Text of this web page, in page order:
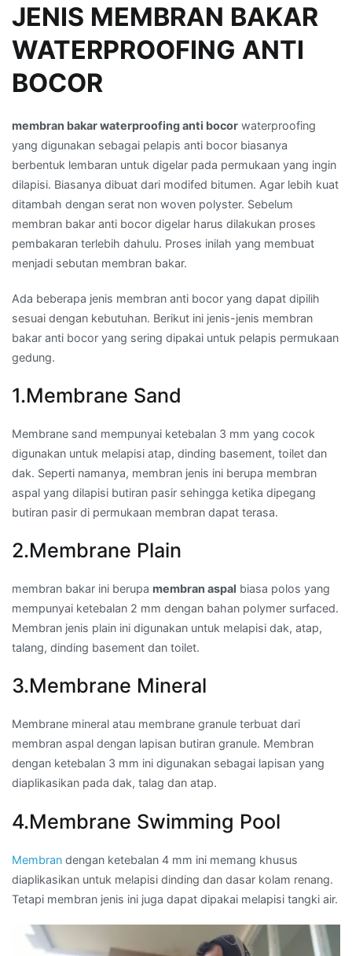
JENIS MEMBRAN BAKAR
WATERPROOFING ANTI
BOCOR
membran bakar waterproofing anti bocor waterproofing
yang digunakan sebagai pelapis anti bocor biasanya
berbentuk lembaran untuk digelar pada permukaan yang ingin
dilapisi. Biasanya dibuat dari modifed bitumen. Agar lebih kuat
ditambah dengan serat non woven polyster. Sebelum
membran bakar anti bocor digelar harus dilakukan proses
pembakaran terlebih dahulu. Proses inilah yang membuat
menjadi sebutan membran bakar.
Ada beberapa jenis membran anti bocor yang dapat dipilih
sesuai dengan kebutuhan. Berikut ini jenis-jenis membran
bakar anti bocor yang sering dipakai untuk pelapis permukaan
gedung.
1.Membrane Sand
Membrane sand mempunyai ketebalan 3 mm yang cocok
digunakan untuk melapisi atap, dinding basement, toilet dan
dak. Seperti namanya, membran jenis ini berupa membran
aspal yang dilapisi butiran pasir sehingga ketika dipegang
butiran pasir di permukaan membran dapat terasa.
2.Membrane Plain
membran bakar ini berupa membran aspal biasa polos yang
mempunyai ketebalan 2 mm dengan bahan polymer surfaced.
Membran jenis plain ini digunakan untuk melapisi dak, atap,
talang, dinding basement dan toilet.
3.Membrane Mineral
Membrane mineral atau membrane granule terbuat dari
membran aspal dengan lapisan butiran granule. Membran
dengan ketebalan 3 mm ini digunakan sebagai lapisan yang
diaplikasikan pada dak, talag dan atap.
4.Membrane Swimming Pool
Membran dengan ketebalan 4 mm ini memang khusus
diaplikasikan untuk melapisi dinding dan dasar kolam renang.
Tetapi membran jenis ini juga dapat dipakai melapisi tangki air.